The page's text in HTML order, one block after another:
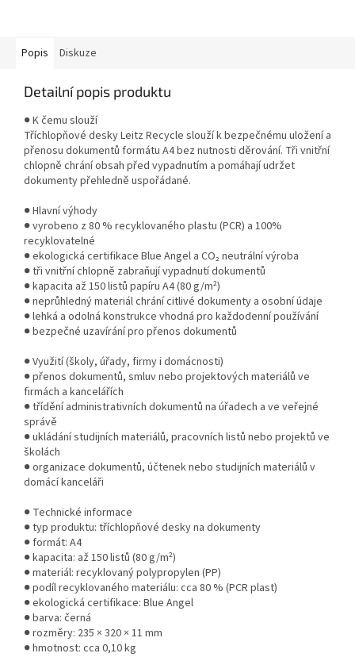
Popis
Diskuze
Detailní popis produktu
● K čemu slouží
Tříchlopňové desky Leitz Recycle slouží k bezpečnému uložení a
přenosu dokumentů formátu A4 bez nutnosti děrování. Tři vnitřní
chlopně chrání obsah před vypadnutím a pomáhají udržet
dokumenty přehledně uspořádané.
● Hlavní výhody
● vyrobeno z 80 % recyklovaného plastu (PCR) a 100%
recyklovatelné
● ekologická certifikace Blue Angel a CO₂ neutrální výroba
● tři vnitřní chlopně zabraňují vypadnutí dokumentů
● kapacita až 150 listů papíru A4 (80 g/m²)
● neprůhledný materiál chrání citlivé dokumenty a osobní údaje
● lehká a odolná konstrukce vhodná pro každodenní používání
● bezpečné uzavírání pro přenos dokumentů
● Využití (školy, úřady, firmy i domácnosti)
● přenos dokumentů, smluv nebo projektových materiálů ve
firmách a kancelářích
● třídění administrativních dokumentů na úřadech a ve veřejné
správě
● ukládání studijních materiálů, pracovních listů nebo projektů ve
školách
● organizace dokumentů, účtenek nebo studijních materiálů v
domácí kanceláři
● Technické informace
● typ produktu: tříchlopňové desky na dokumenty
● formát: A4
● kapacita: až 150 listů (80 g/m²)
● materiál: recyklovaný polypropylen (PP)
● podíl recyklovaného materiálu: cca 80 % (PCR plast)
● ekologická certifikace: Blue Angel
● barva: černá
● rozměry: 235 × 320 × 11 mm
● hmotnost: cca 0,10 kg